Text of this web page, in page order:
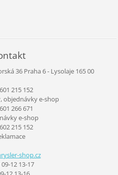
36 Praha 6 - Lysolaje 165 00
215 152
objednávky e-shop
266 671
e-shop
215 152
ysler-shop.cz
12 13-17